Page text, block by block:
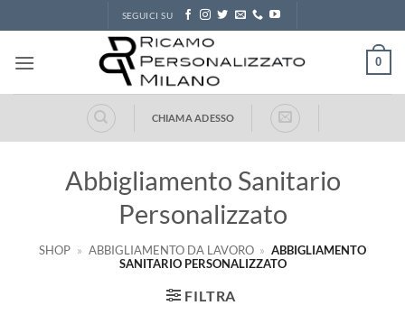
ai
contenuti
SEGUICI SU
0
CHIAMA ADESSO
Abbigliamento Sanitario
Personalizzato
SHOP » ABBIGLIAMENTO DA LAVORO » ABBIGLIAMENTO
SANITARIO PERSONALIZZATO
FILTRA